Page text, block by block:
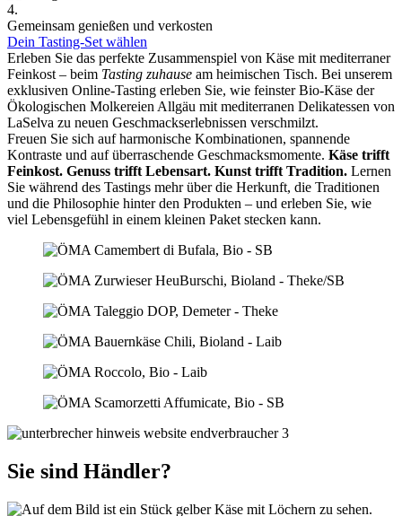
4.
Gemeinsam genießen und verkosten
Dein Tasting-Set wählen
Erleben Sie das perfekte Zusammenspiel von Käse mit mediterraner
Feinkost – beim Tasting zuhause am heimischen Tisch. Bei unserem
exklusiven Online-Tasting erleben Sie, wie feinster Bio-Käse der
Ökologischen Molkereien Allgäu mit mediterranen Delikatessen von
LaSelva zu neuen Geschmackserlebnissen verschmilzt.
Freuen Sie sich auf harmonische Kombinationen, spannende
Kontraste und auf überraschende Geschmacksmomente. Käse trifft
Feinkost. Genuss trifft Lebensart. Kunst trifft Tradition. Lernen
Sie während des Tastings mehr über die Herkunft, die Traditionen
und die Philosophie hinter den Produkten – und erleben Sie, wie
viel Lebensgefühl in einem kleinen Paket stecken kann.
Sie sind Händler?